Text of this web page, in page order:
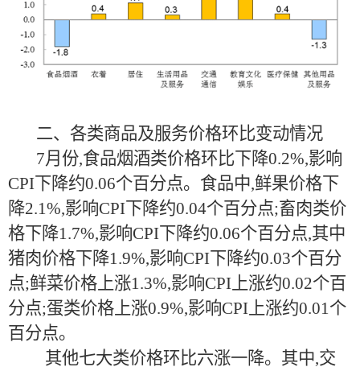
二、各类商品及服务价格环比变动情况
7月份,食品烟酒类价格环比下降0.2%,影响
CPI下降约0.06个百分点。食品中,鲜果价格下
降2.1%,影响CPI下降约0.04个百分点;畜肉类价
格下降1.7%,影响CPI下降约0.06个百分点,其中
猪肉价格下降1.9%,影响CPI下降约0.03个百分
点;鲜菜价格上涨1.3%,影响CPI上涨约0.02个百
分点;蛋类价格上涨0.9%,影响CPI上涨约0.01个
百分点。
其他七大类价格环比六涨一降。其中,交